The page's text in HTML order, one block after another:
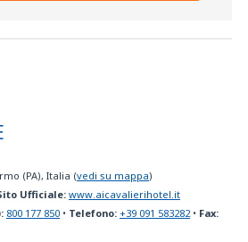
(PA), Italia (vedi su mappa)
Ufficiale: www.aicavalierihotel.it
800 177 850 • Telefono: +39 091 583282 • Fax: